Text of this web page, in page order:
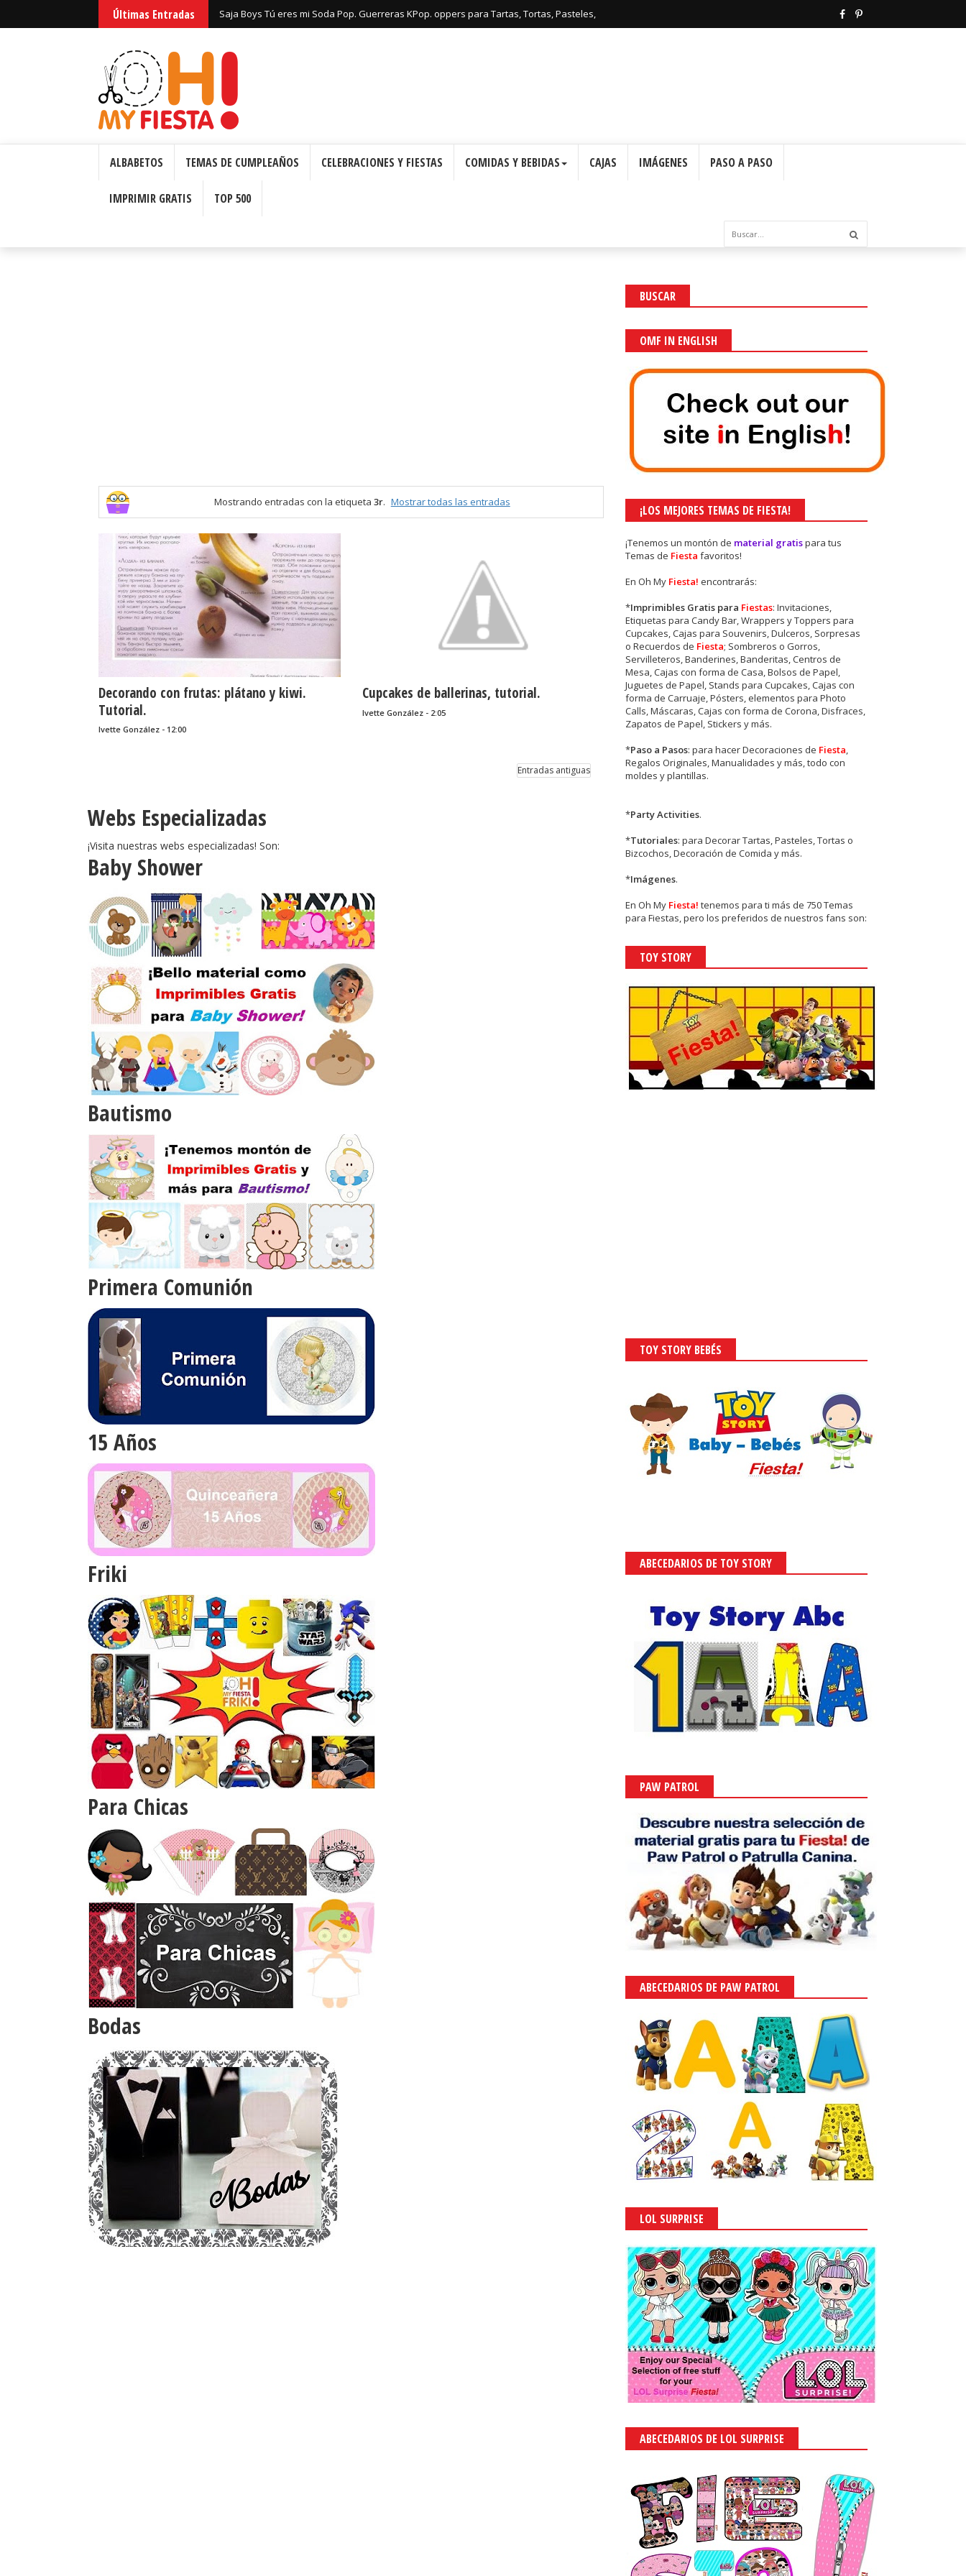
Últimas Entradas
Saja Boys Tú eres mi Soda Pop. Guerreras KPop. oppers para Tartas, Tortas, Pasteles,
Bizcochos o Cakes para Imprimir Gratis.
Huntrix Guerreras Kpop: Cajas con Forma de Corona para Imprimir Gratis.
ALBABETOS TEMAS DE CUMPLEAÑOS CELEBRACIONES Y FIESTAS COMIDAS Y BEBIDAS CAJAS IMÁGENES PASO A PASO
IMPRIMIR GRATIS TOP 500
Mostrando entradas con la etiqueta 3r. Mostrar todas las entradas
Decorando con frutas: plátano y kiwi.
Tutorial.
Ivette González - 12:00
Cupcakes de ballerinas, tutorial.
Ivette González - 2:05
Entradas antiguas
Webs Especializadas
¡Visita nuestras webs especializadas! Son:
Baby Shower
Bautismo
Primera Comunión
15 Años
Friki
Para Chicas
Bodas
BUSCAR
OMF IN ENGLISH
¡LOS MEJORES TEMAS DE FIESTA!
¡Tenemos un montón de material gratispara tus
Temas de Fiestafavoritos!
En Oh My Fiesta!encontrarás:
*Imprimibles Gratis para Fiestas: Invitaciones,
Etiquetas para Candy Bar, Wrappers y Toppers para
Cupcakes, Cajas para Souvenirs, Dulceros, Sorpresas
o Recuerdos de Fiesta; Sombreros o Gorros,
Servilleteros, Banderines, Banderitas, Centros de
Mesa, Cajas con forma de Casa, Bolsos de Papel,
Juguetes de Papel, Stands para Cupcakes, Cajas con
forma de Carruaje, Pósters, elementos para Photo
Calls, Máscaras, Cajas con forma de Corona, Disfraces,
Zapatos de Papel, Stickers y más.
*Paso a Pasos: para hacer Decoraciones de Fiesta,
Regalos Originales, Manualidades y más, todo con
moldes y plantillas.
*Party Activities.
*Tutoriales: para Decorar Tartas, Pasteles, Tortas o
Bizcochos, Decoración de Comida y más.
*Imágenes.
EnOh My Fiesta! tenemos para ti más de 750 Temas
para Fiestas, pero los preferidos de nuestros fans son:
TOY STORY
TOY STORY BEBÉS
ABECEDARIOS DE TOY STORY
PAW PATROL
ABECEDARIOS DE PAW PATROL
LOL SURPRISE
ABECEDARIOS DE LOL SURPRISE